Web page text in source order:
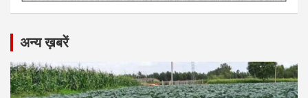
अन्य ख़बरें